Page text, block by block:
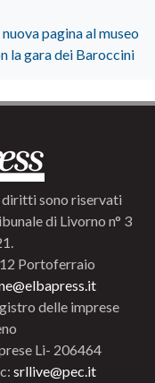
pagina al museo
la gara dei Baroccini
sono riservati
di Livorno n° 3
12 Portoferraio
delle imprese
Li- 206464
srllive@pec.it